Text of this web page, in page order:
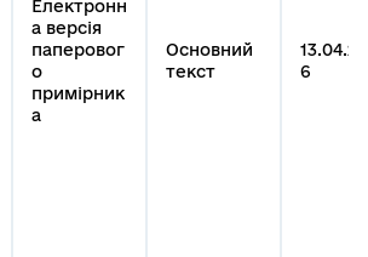
Електронн
а версія
паперовог
о
примірник
а
Основний
текст
6